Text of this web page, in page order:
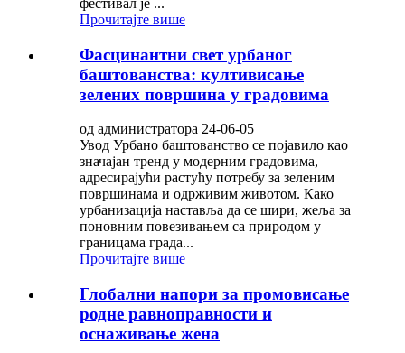
фестивал је ...
Прочитајте више
Фасцинантни свет урбаног
баштованства: култивисање
зелених површина у градовима
од администратора 24-06-05
Увод Урбано баштованство се појавило као
значајан тренд у модерним градовима,
адресирајући растућу потребу за зеленим
површинама и одрживим животом. Како
урбанизација наставља да се шири, жеља за
поновним повезивањем са природом у
границама града...
Прочитајте више
Глобални напори за промовисање
родне равноправности и
оснаживање жена